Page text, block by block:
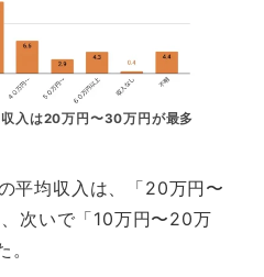
入は20万円〜30万円が最多
平均収入は、「20万円〜
次いで「10万円〜20万